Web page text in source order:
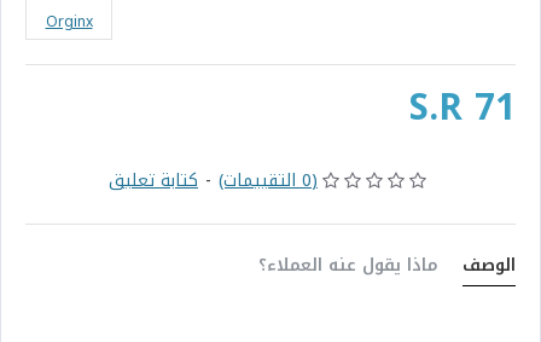
(0 التقييمات) - كتابة تعليق
S.R 71
Orginx
الوصف ماذا يقول عنه العملاء؟